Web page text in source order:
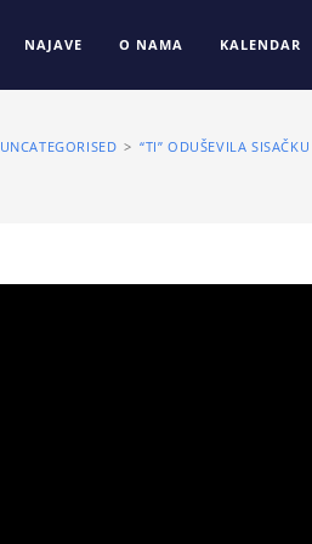
NAJAVE O NAMA KALENDAR
UNCATEGORISED > “TI” ODUŠEVILA